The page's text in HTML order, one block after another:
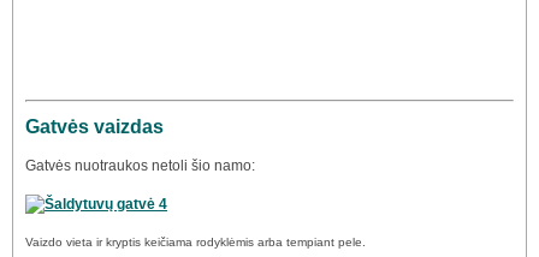
Gatvės vaizdas
Gatvės nuotraukos netoli šio namo:
Vaizdo vieta ir kryptis keičiama rodyklėmis arba tempiant pele.